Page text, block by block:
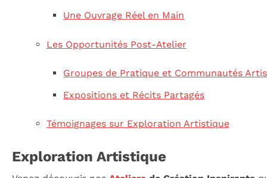
Une Ouvrage Réel en Main
Les Opportunités Post-Atelier
Groupes de Pratique et Communautés
Expositions et Récits Partagés
Témoignages sur Exploration Artistique
Exploration Artistique